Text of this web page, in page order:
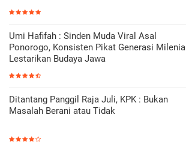
Umi Hafifah : Sinden Muda Viral Asal
Ponorogo, Konsisten Pikat Generasi Milenial
Lestarikan Budaya Jawa
Ditantang Panggil Raja Juli, KPK : Bukan
Masalah Berani atau Tidak